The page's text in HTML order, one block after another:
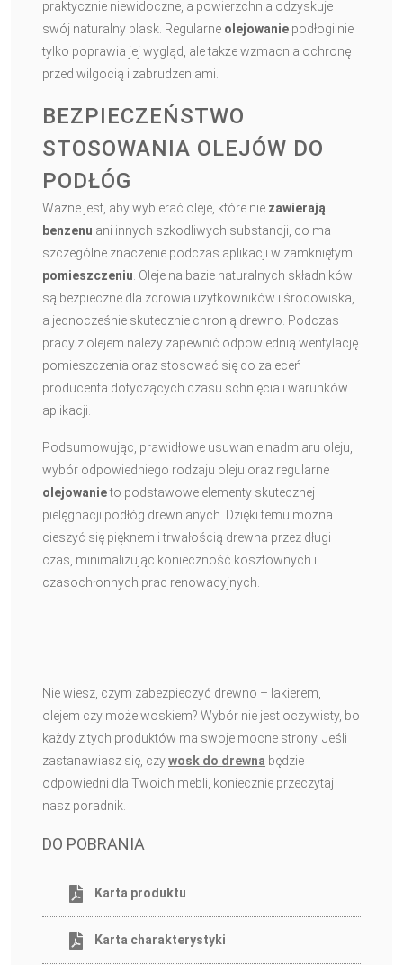
praktycznie niewidoczne, a powierzchnia odzyskuje
swój naturalny blask. Regularne olejowanie podłogi nie
tylko poprawia jej wygląd, ale także wzmacnia ochronę
przed wilgocią i zabrudzeniami.
BEZPIECZEŃSTWO
STOSOWANIA OLEJÓW DO
PODŁÓG
Ważne jest, aby wybierać oleje, które nie zawierają
benzenu ani innych szkodliwych substancji, co ma
szczególne znaczenie podczas aplikacji w zamkniętym
pomieszczeniu . Oleje na bazie naturalnych składników
są bezpieczne dla zdrowia użytkowników i środowiska,
a jednocześnie skutecznie chronią drewno. Podczas
pracy z olejem należy zapewnić odpowiednią wentylację
pomieszczenia oraz stosować się do zaleceń
producenta dotyczących czasu schnięcia i warunków
aplikacji.
Podsumowując, prawidłowe usuwanie nadmiaru oleju,
wybór odpowiedniego rodzaju oleju oraz regularne
olejowanieto podstawowe elementy skutecznej
pielęgnacji podłóg drewnianych. Dzięki temu można
cieszyć się pięknem i trwałością drewna przez długi
czas, minimalizując konieczność kosztownych i
czasochłonnych prac renowacyjnych.
Nie wiesz, czym zabezpieczyć drewno – lakierem,
olejem czy może woskiem? Wybór nie jest oczywisty, bo
każdy z tych produktów ma swoje mocne strony. Jeśli
zastanawiasz się, czywosk do drewna będzie
odpowiedni dla Twoich mebli, koniecznie przeczytaj
nasz poradnik.
DO POBRANIA
Karta produktu
Karta charakterystyki